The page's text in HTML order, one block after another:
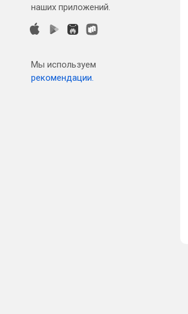
наших приложений.
Мы используем
рекомендации.